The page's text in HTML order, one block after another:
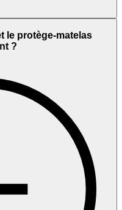
le protège-matelas
?